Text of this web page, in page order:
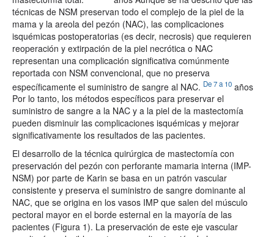
técnicas de NSM preservan todo el complejo de la piel de la
mama y la areola del pezón (NAC), las complicaciones
isquémicas postoperatorias (es decir, necrosis) que requieren
reoperación y extirpación de la piel necrótica o NAC
representan una complicación significativa comúnmente
reportada con NSM convencional, que no preserva
específicamente el suministro de sangre al NAC. De 7 a 10 años
Por lo tanto, los métodos específicos para preservar el
suministro de sangre a la NAC y a la piel de la mastectomía
pueden disminuir las complicaciones isquémicas y mejorar
significativamente los resultados de las pacientes.
El desarrollo de la técnica quirúrgica de mastectomía con
preservación del pezón con perforante mamaria interna (IMP-
NSM) por parte de Karin se basa en un patrón vascular
consistente y preserva el suministro de sangre dominante al
NAC, que se origina en los vasos IMP que salen del músculo
pectoral mayor en el borde esternal en la mayoría de las
pacientes (Figura 1). La preservación de este eje vascular